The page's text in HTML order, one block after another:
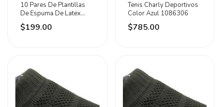
10 Pares De Plantillas
De Espuma De Latex
Narrete
$199.00
Tenis Charly Deportivos
Color Azul 1086306
$785.00